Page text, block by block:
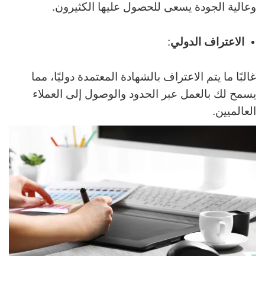
وعالية الجودة يسعى للحصول عليها الكثيرون.
الاعتراف الدولي:
غالبًا ما يتم الاعتراف بالشهادة المعتمدة دوليًا، مما
يسمح لك بالعمل عبر الحدود والوصول إلى العملاء
العالميين.